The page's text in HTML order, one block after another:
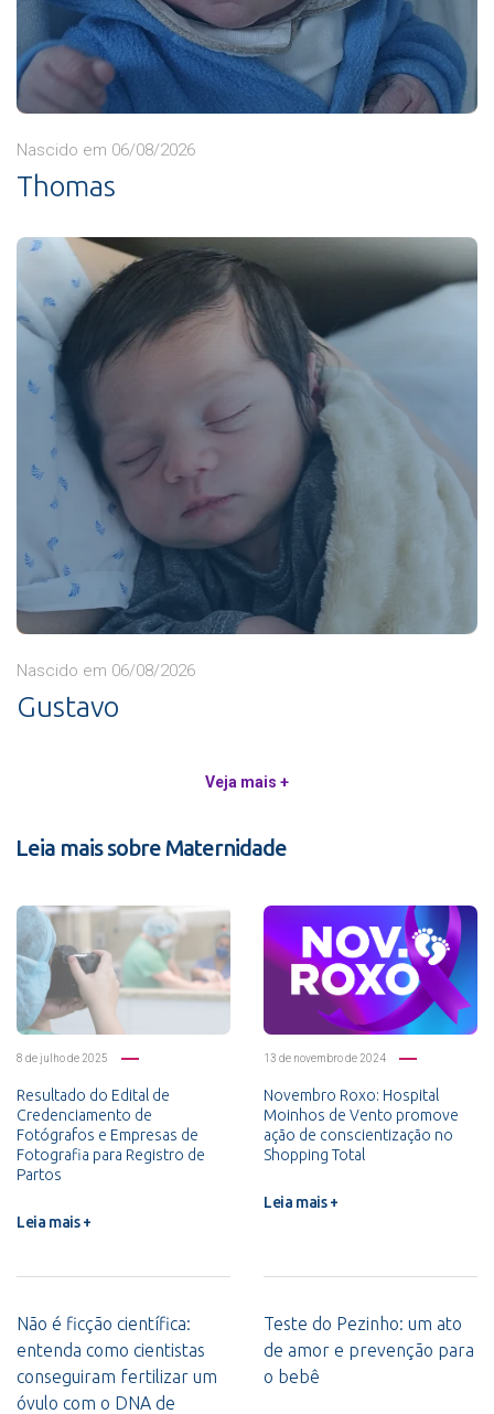
Nascido em 06/08/2026
Thomas
Nascido em 06/08/2026
Gustavo
Veja mais +
Leia mais sobre Maternidade
8 de julho de 2025
Resultado do Edital de
Credenciamento de
Fotógrafos e Empresas de
Fotografia para Registro de
Partos
Leia mais +
13 de novembro de 2024
Novembro Roxo: Hospital
Moinhos de Vento promove
ação de conscientização no
Shopping Total
Leia mais +
Não é ficção científica:
entenda como cientistas
conseguiram fertilizar um
óvulo com o DNA de
Teste do Pezinho: um ato
de amor e prevenção para
o bebê